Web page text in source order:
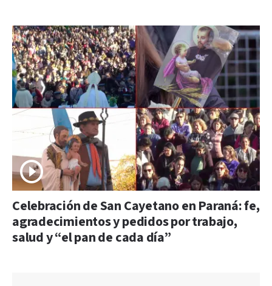
Celebración de San Cayetano en Paraná: fe,
agradecimientos y pedidos por trabajo,
salud y “el pan de cada día”